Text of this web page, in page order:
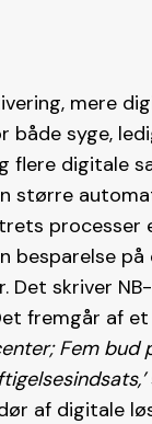
mere
både syge,
flere digitale
større
processer
besparelse på
Det skriver NB-
fremgår af et
Fem bud
af digitale